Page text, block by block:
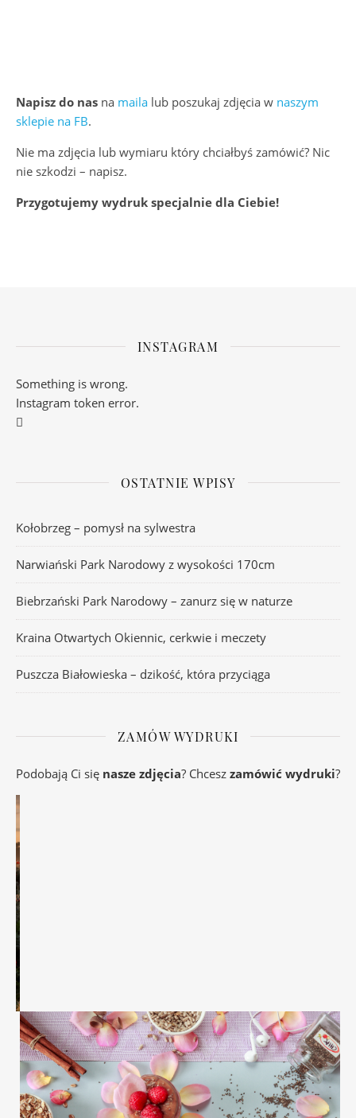
Napisz do nas na maila lub poszukaj zdjęcia w naszym
sklepie na FB.
Nie ma zdjęcia lub wymiaru który chciałbyś zamówić? Nic
nie szkodzi – napisz.
Przygotujemy wydruk specjalnie dla Ciebie!
INSTAGRAM
Something is wrong.
Instagram token error.
OSTATNIE WPISY
Kołobrzeg – pomysł na sylwestra
Narwiański Park Narodowy z wysokości 170cm
Biebrzański Park Narodowy – zanurz się w naturze
Kraina Otwartych Okiennic, cerkwie i meczety
Puszcza Białowieska – dzikość, która przyciąga
ZAMÓW WYDRUKI
Podobają Ci się nasze zdjęcia? Chcesz zamówić wydruki?